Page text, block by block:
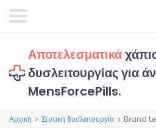
Αποτελεσματικά
δυσλειτουργίας για
MensForcePills.
Αρχική > Στυτική δυσλειτουργία > Brand